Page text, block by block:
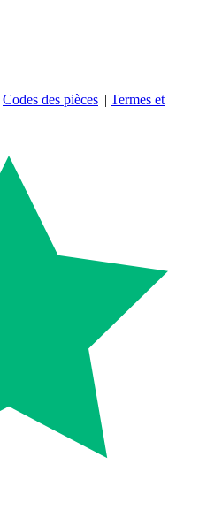
Codes des pièces || Termes et